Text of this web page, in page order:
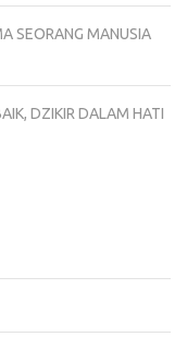
SEORANG MANUSIA
DZIKIR DALAM HATI